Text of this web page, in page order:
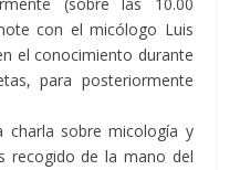
con el micólogo Luis
el conocimiento durante
para posteriormente
charla sobre micología y
recogido de la mano del